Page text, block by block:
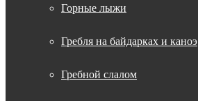
Горные лыжи
Гребля на байдарках и каноэ
Гребной слалом